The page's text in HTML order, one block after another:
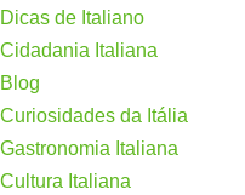
Dicas de Italiano
Cidadania Italiana
Blog
Curiosidades da Itália
Gastronomia Italiana
Cultura Italiana